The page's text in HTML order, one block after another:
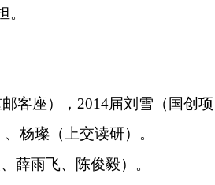
。
客座），2014届刘雪（国创
杨璨（上交读研）。
薛雨飞、陈俊毅）。